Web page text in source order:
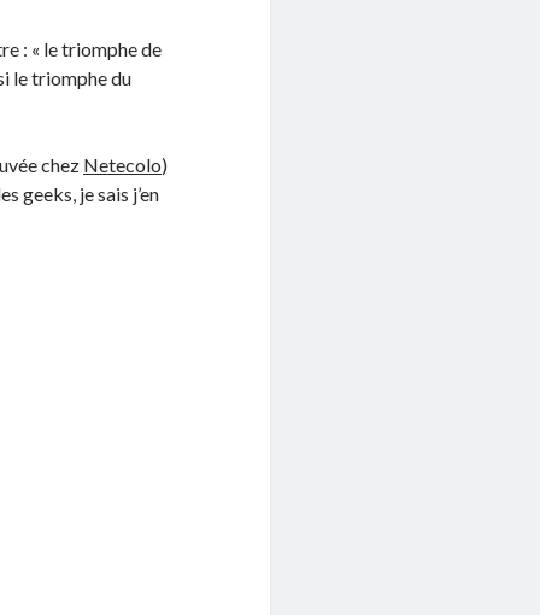
: « le triomphe de
le triomphe du
chez Netecolo)
geeks, je sais j’en